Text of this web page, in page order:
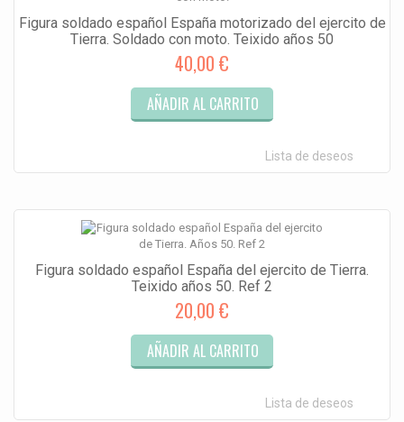
Figura soldado español España motorizado del ejercito de
Tierra. Soldado con moto. Teixido años 50
40,00 €
AÑADIR AL CARRITO
Lista de deseos
Figura soldado español España del ejercito de Tierra.
Teixido años 50. Ref 2
20,00 €
AÑADIR AL CARRITO
Lista de deseos